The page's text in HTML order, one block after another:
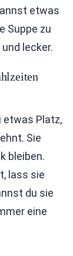
etwas
Suppe zu
lecker.
etwas Platz,
Sie
bleiben.
lass sie
du sie
eine